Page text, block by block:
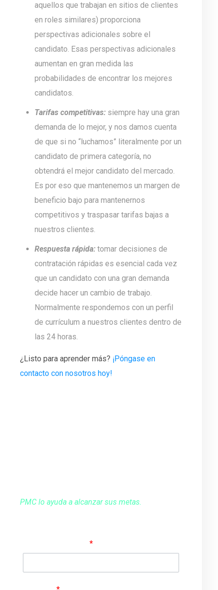
aquellos que trabajan en sitios de clientes
en roles similares) proporciona
perspectivas adicionales sobre el
candidato. Esas perspectivas adicionales
aumentan en gran medida las
probabilidades de encontrar los mejores
candidatos.
Tarifas competitivas: siempre hay una gran
demanda de lo mejor, y nos damos cuenta
de que si no “luchamos” literalmente por un
candidato de primera categoría, no
obtendrá el mejor candidato del mercado.
Es por eso que mantenemos un margen de
beneficio bajo para mantenernos
competitivos y traspasar tarifas bajas a
nuestros clientes.
Respuesta rápida: tomar decisiones de
contratación rápidas es esencial cada vez
que un candidato con una gran demanda
decide hacer un cambio de trabajo.
Normalmente respondemos con un perfil
de currículum a nuestros clientes dentro de
las 24 horas.
¿Listo para aprender más? ¡Póngase en
contacto con nosotros hoy!
PMC lo ayuda a alcanzar sus metas.
Nombre completo*